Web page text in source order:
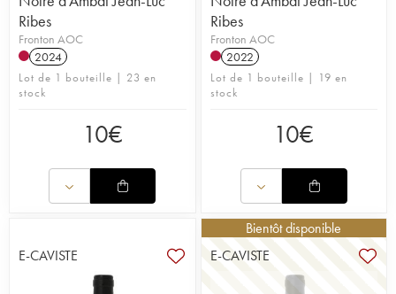
Ribes
Fronton AOC
2024
Lot de 1 bouteille | 23 en
stock
10€
Ribes
Fronton AOC
2022
Lot de 1 bouteille | 19 en
stock
10€
E-CAVISTE
Bientôt disponible
E-CAVISTE